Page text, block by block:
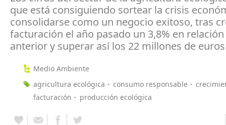
que está consiguiendo sortear la crisis
consolidarse como un negocio exitoso, tras
facturación el año pasado un 3,8% en
anterior y superar así los 22 millones de
Medio Ambiente
agricultura ecológica
consumo responsable
facturación
producción ecológica